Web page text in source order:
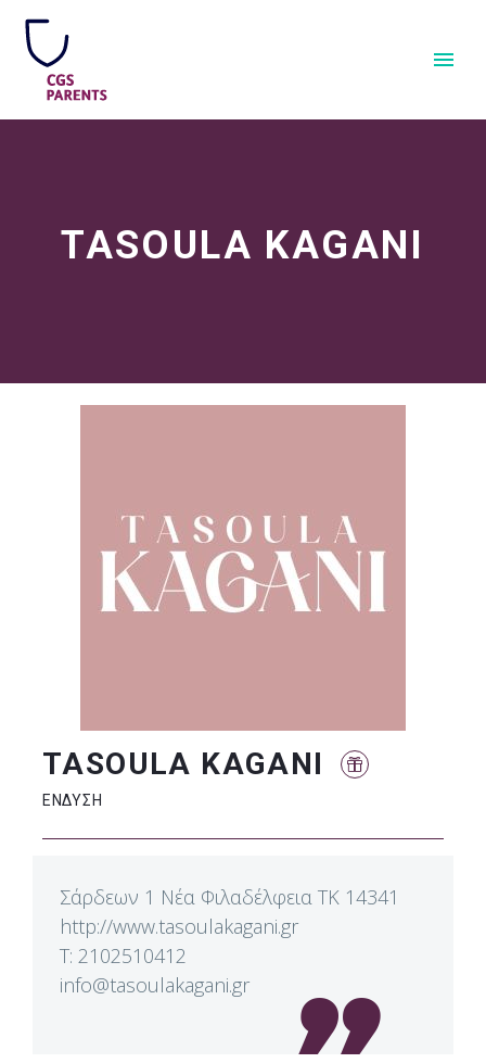
TASOULA KAGANI
TASOULA KAGANI
ΕΝΔΥΣΗ
Σάρδεων 1 Νέα Φιλαδέλφεια ΤΚ 14341
http://www.tasoulakagani.gr
T: 2102510412
info@tasoulakagani.gr